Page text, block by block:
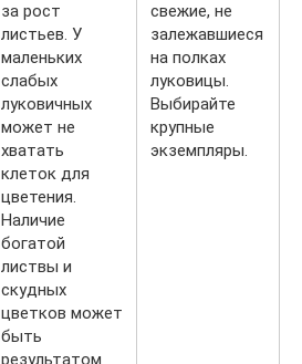
за рост
листьев. У
маленьких
слабых
луковичных
может не
хватать
клеток для
цветения.
Наличие
богатой
листвы и
скудных
цветков может
быть
результатом
свежие, не
залежавшиеся
на полках
луковицы.
Выбирайте
крупные
экземпляры.